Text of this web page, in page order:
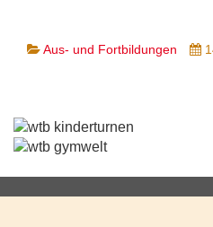
Aus- und Fortbildungen